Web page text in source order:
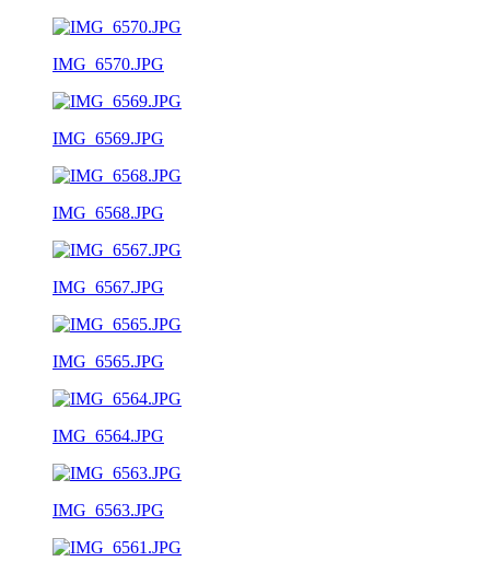
IMG_6570.JPG
IMG_6569.JPG
IMG_6568.JPG
IMG_6567.JPG
IMG_6565.JPG
IMG_6564.JPG
IMG_6563.JPG